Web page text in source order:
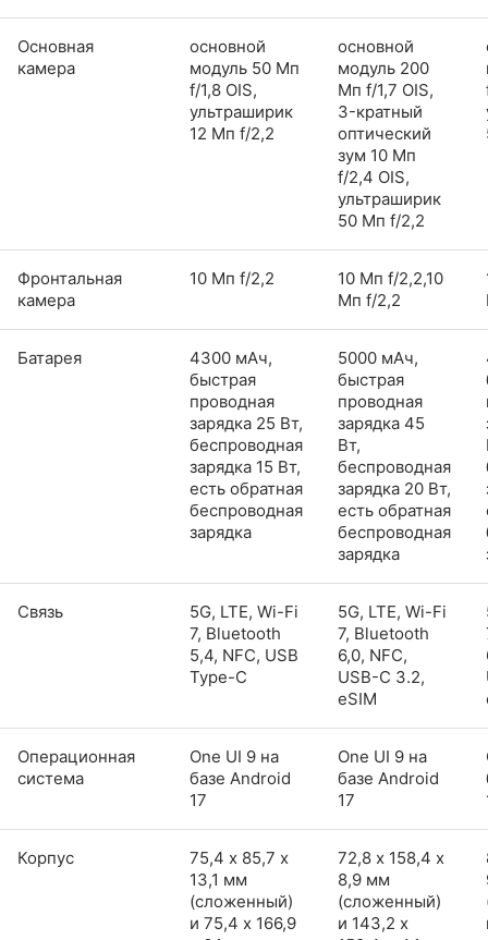
Основная
камера
основной
модуль 50 Мп
f/1,8 OIS,
ультраширик
12 Мп f/2,2
основной
модуль 200
Мп f/1,7 OIS,
3-кратный
оптический
зум 10 Мп
f/2,4 OIS,
ультраширик
50 Мп f/2,2
Фронтальная
камера
10 Мп f/2,2
10 Мп f/2,2,10
Мп f/2,2
Батарея
4300 мАч,
быстрая
проводная
зарядка 25 Вт,
беспроводная
зарядка 15 Вт,
есть обратная
беспроводная
зарядка
5000 мАч,
быстрая
проводная
зарядка 45
Вт,
беспроводная
зарядка 20 Вт,
есть обратная
беспроводная
зарядка
Связь
5G, LTE, Wi-Fi
7, Bluetooth
5,4, NFC, USB
Type-C
5G, LTE, Wi-Fi
7, Bluetooth
6,0, NFC,
USB-C 3.2,
eSIM
Операционная
система
One UI 9 на
базе Android
17
One UI 9 на
базе Android
17
Корпус
75,4 х 85,7 х
13,1 мм
(сложенный)
и 75,4 x 166,9
72,8 х 158,4 х
8,9 мм
(сложенный)
и 143,2 x